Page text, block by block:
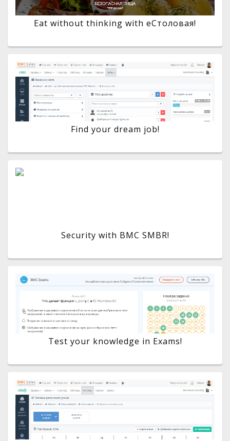
Eat without thinking with eСтоловая!
Find your dream job!
Security with BMC SMBR!
Test your knowledge in Exams!